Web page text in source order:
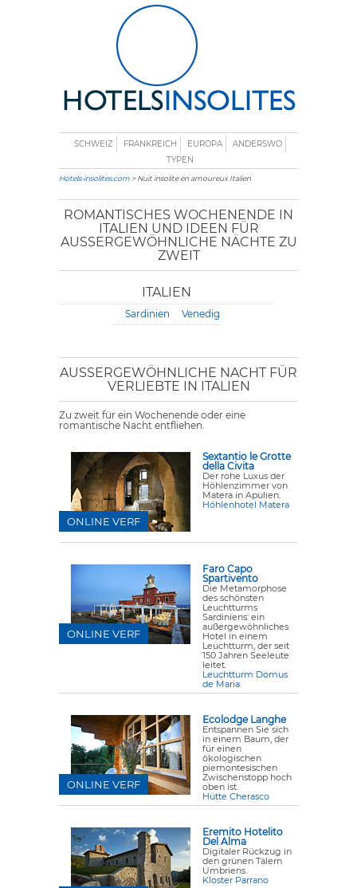
SCHWEIZ FRANKREICH EUROPA
ANDERSWO
TYPEN
Hotels-insolites.com > Nuit insolite en amoureux Italien
ROMANTISCHES WOCHENENDE IN
ITALIEN UND IDEEN FÜR
AUSSERGEWÖHNLICHE NÄCHTE ZU Z
WEIT
ITALIEN
Sardinien Venedig
AUSSERGEWÖHNLICHE NACHT FÜR V
ERLIEBTE IN ITALIEN
Zu zweit für ein Wochenende oder eine
romantische Nacht entfliehen.
Sextantio le Grotte
della Civita
Der rohe Luxus der
Höhlenzimmer von
Matera in Apulien.
Höhlenhotel Matera
ONLINE VERF
Faro Capo
Spartivento
Die Metamorphose
des schönsten
Leuchtturms
Sardiniens: ein
außergewöhnliches
Hotel in einem
Leuchtturm, der seit
150 Jahren Seeleute
leitet.
Leuchtturm Domus
de Maria
ONLINE VERF
Ecolodge Langhe
Entspannen Sie sich
in einem Baum, der
für einen
ökologischen
piemontesischen
Zwischenstopp hoch
oben ist.
Hütte Cherasco
ONLINE VERF
Eremito Hotelito
Del Alma
Digitaler Rückzug in
den grünen Tälern
Umbriens.
Kloster Parrano